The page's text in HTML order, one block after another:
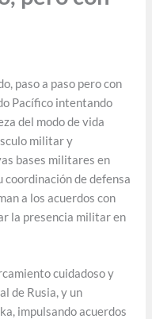
paso a paso pero con
Pacífico intentando
del modo de vida
militar y
bases militares en
coordinación de defensa
a los acuerdos con
la presencia militar en
cuidadoso y
de Rusia, y un
impulsando acuerdos